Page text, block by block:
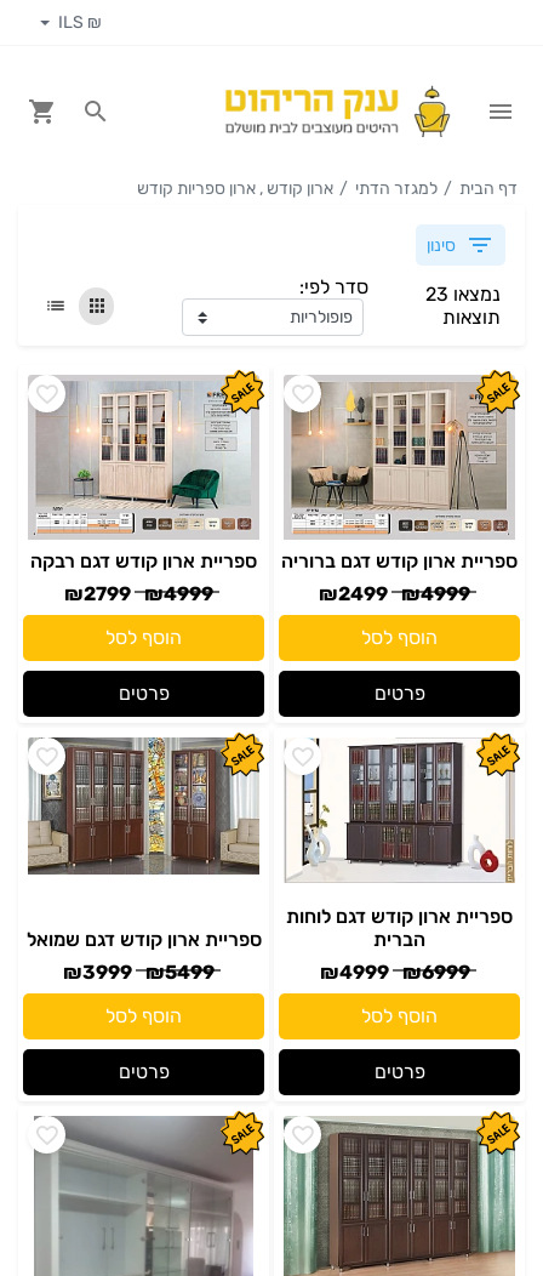
₪ ILS
דף הבית למגזר הדתי ארון קודש , ארון ספריות קודש
סינון
נמצאו 23
תוצאות
סדר לפי:
ספריית ארון קודש דגם ברוריה
₪4999
₪2499
הוסף לסל
פרטים
ספריית ארון קודש דגם רבקה
₪4999
₪2799
הוסף לסל
פרטים
ספריית ארון קודש דגם לוחות
הברית
₪6999
₪4999
הוסף לסל
פרטים
ספריית ארון קודש דגם שמואל
₪5499
₪3999
הוסף לסל
פרטים